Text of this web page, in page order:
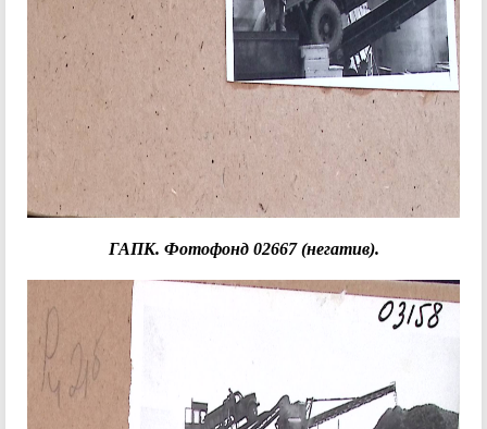
ГАПК. Фотофонд 02667 (негатив).